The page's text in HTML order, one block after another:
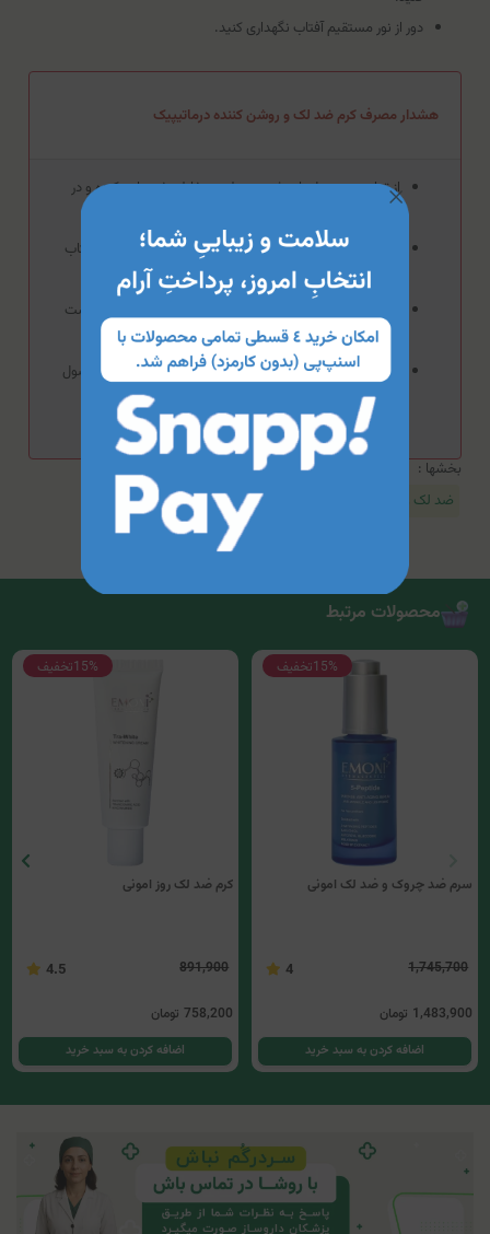
دور از نور مستقیم آفتاب نگهداری کنید.
هشدار مصرف کرم ضد لک و روشن کننده درماتیپیک
از تماس محصول با چشم و سطوح مخاطی خودداری کرده و در
در زمان استفاده از این محصول در طول روز از کرم‌های ضد‌آفتاب
استفاده کنید.
قبل از مصرف محصول برروی پوست صورت، ابتدا برروی پوست
داخل بازو تست شود.
با توجه به نوع پوست خود و یا با مشورت پزشک از این محصول
استفاده کنید.
بخشها :
ضد لک و روشن کننده
محصولات مرتبط
15%تخفیف
سرم ضد چروک و ضد لک امونی
1,745,700
4
1,483,900 تومان
اضافه کردن به سبد خرید
15%تخفیف
کرم ضد لک روز امونی
891,900
4.5
758,200 تومان
اضافه کردن به سبد خرید